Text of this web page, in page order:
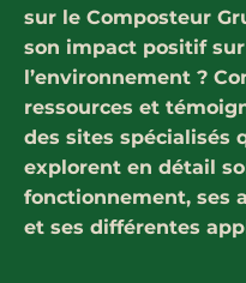
sur le Composteur
son impact positif sur
l’environnement ?
ressources et
des sites spécialisés
explorent en détail
fonctionnement, ses
et ses différentes